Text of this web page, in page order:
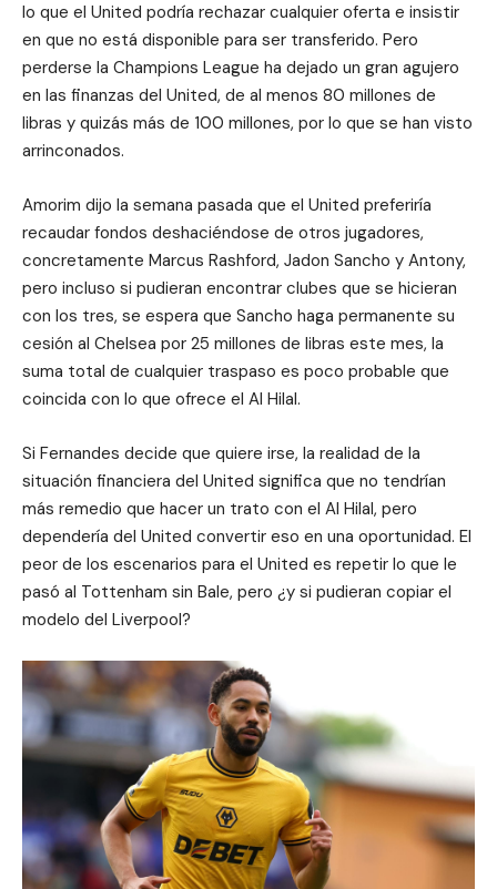
lo que el United podría rechazar cualquier oferta e insistir
en que no está disponible para ser transferido. Pero
perderse la Champions League ha dejado un gran agujero
en las finanzas del United, de al menos 80 millones de
libras y quizás más de 100 millones, por lo que se han visto
arrinconados.
Amorim dijo la semana pasada que el United preferiría
recaudar fondos deshaciéndose de otros jugadores,
concretamente Marcus Rashford, Jadon Sancho y Antony,
pero incluso si pudieran encontrar clubes que se hicieran
con los tres, se espera que Sancho haga permanente su
cesión al Chelsea por 25 millones de libras este mes, la
suma total de cualquier traspaso es poco probable que
coincida con lo que ofrece el Al Hilal.
Si Fernandes decide que quiere irse, la realidad de la
situación financiera del United significa que no tendrían
más remedio que hacer un trato con el Al Hilal, pero
dependería del United convertir eso en una oportunidad. El
peor de los escenarios para el United es repetir lo que le
pasó al Tottenham sin Bale, pero ¿y si pudieran copiar el
modelo del Liverpool?